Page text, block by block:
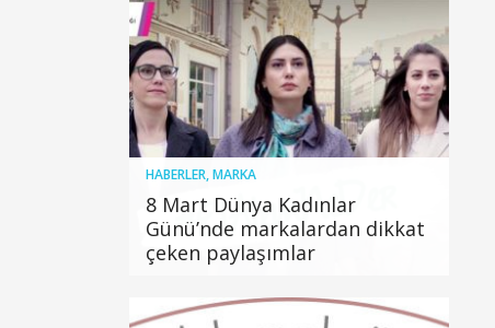
HABERLER,MARKA
8 Mart Dünya Kadınlar
Günü’nde markalardan dikkat
çeken paylaşımlar